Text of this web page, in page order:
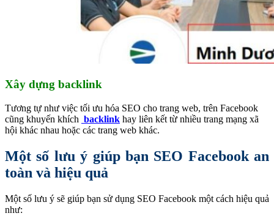
Xây dựng backlink
Tương tự như việc tối ưu hóa SEO cho trang web, trên Facebook
cũng khuyến khích backlink hay liên kết từ nhiều trang mạng xã
hội khác nhau hoặc các trang web khác.
Một số lưu ý giúp bạn SEO Facebook an
toàn và hiệu quả
Một số lưu ý sẽ giúp bạn sử dụng SEO Facebook một cách hiệu quả
như: